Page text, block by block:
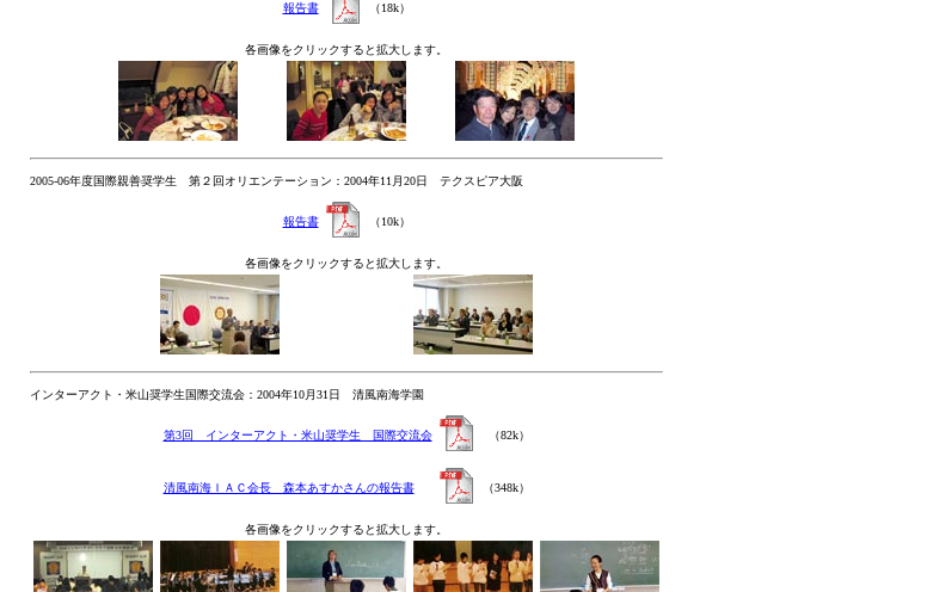
報告書 （18k）
各画像をクリックすると拡大します。
2005-06年度国際親善奨学生 第２回オリエンテーション：2004年11月20日 テクスピア大阪
報告書 （10k）
各画像をクリックすると拡大します。
インターアクト・米山奨学生国際交流会：2004年10月31日 清風南海学園
第3回 インターアクト・米山奨学生 国際交流会 （82k）
清風南海ＩＡＣ会長 森本あすかさんの報告書 （348k）
各画像をクリックすると拡大します。